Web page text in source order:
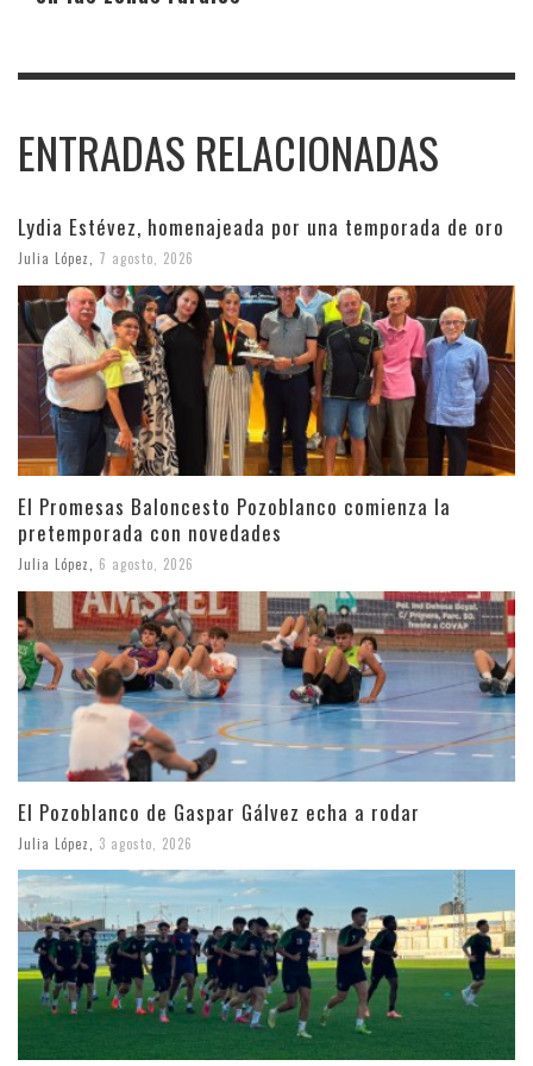
ENTRADAS RELACIONADAS
Lydia Estévez, homenajeada por una temporada de oro
Julia López 7 agosto, 2026
El Promesas Baloncesto Pozoblanco comienza la
pretemporada con novedades
Julia López 6 agosto, 2026
El Pozoblanco de Gaspar Gálvez echa a rodar
Julia López 3 agosto, 2026